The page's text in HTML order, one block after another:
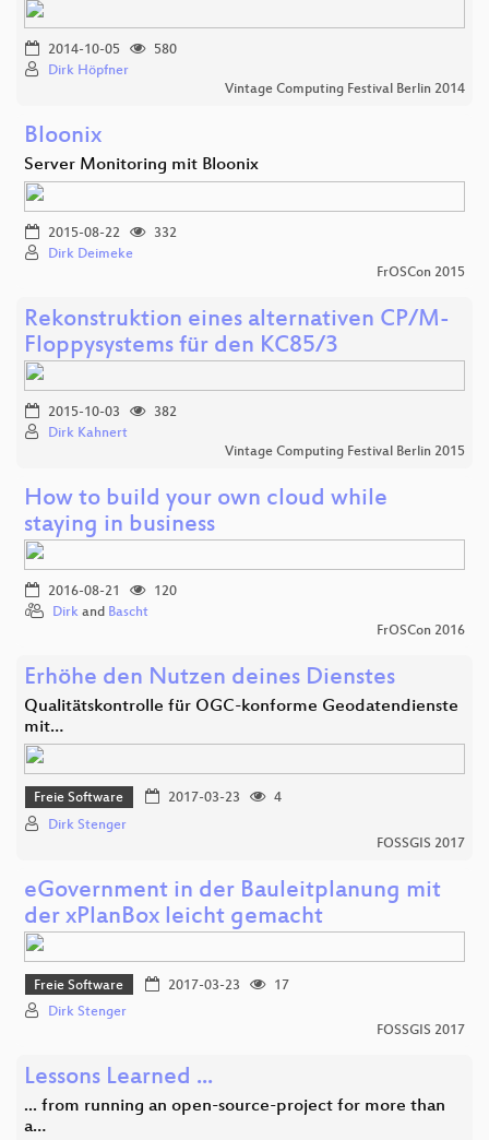
2014-10-05
580
Dirk Höpfner
Vintage Computing Festival Berlin 2014
Bloonix
Server Monitoring mit Bloonix
2015-08-22
332
Dirk Deimeke
FrOSCon 2015
Rekonstruktion eines alternativen CP/M-
Floppysystems für den KC85/3
2015-10-03
382
Dirk Kahnert
Vintage Computing Festival Berlin 2015
How to build your own cloud while
staying in business
2016-08-21
120
Dirk and Bascht
FrOSCon 2016
Erhöhe den Nutzen deines Dienstes
Qualitätskontrolle für OGC-konforme Geodatendienste
mit…
Freie Software 2017-03-23
4
Dirk Stenger
FOSSGIS 2017
eGovernment in der Bauleitplanung mit
der xPlanBox leicht gemacht
Freie Software 2017-03-23
17
Dirk Stenger
FOSSGIS 2017
Lessons Learned ...
... from running an open-source-project for more than
a…